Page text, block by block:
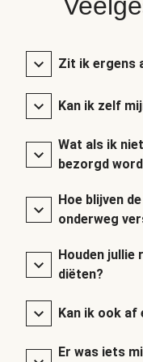
Zit ik ergens
Kan ik zelf
Wat als ik
bezorgd
Hoe blijven
onderweg
Houden jullie
diëten?
Kan ik ook af
Er was iets